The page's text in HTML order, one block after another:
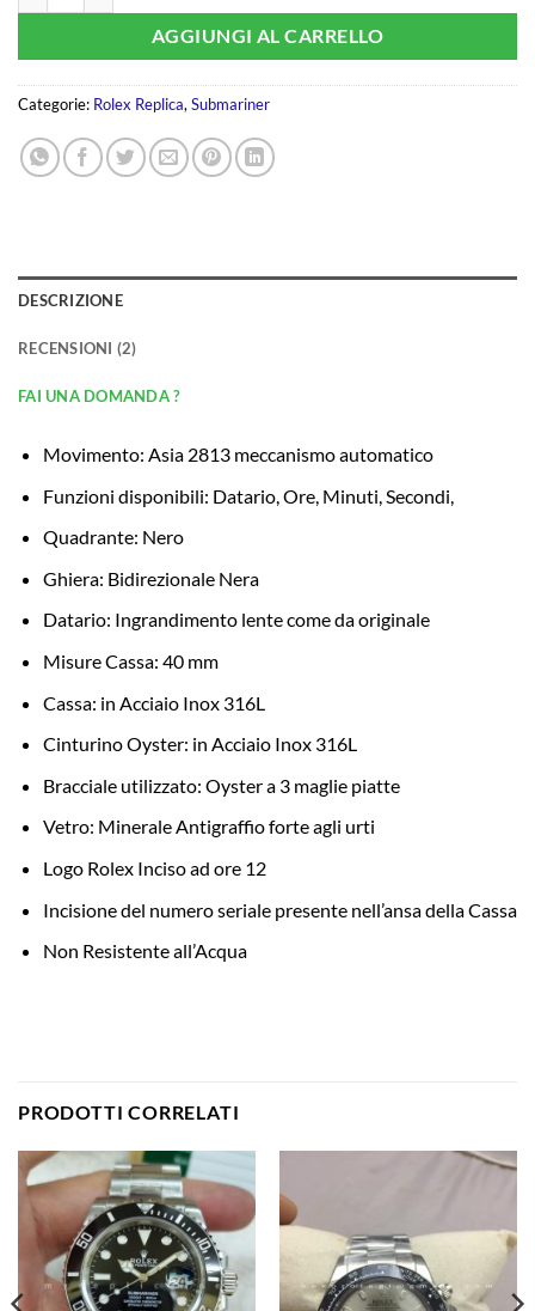
era:
149.00€.
è:
89.00€.
AGGIUNGI AL CARRELLO
Categorie: Rolex Replica, Submariner
DESCRIZIONE
RECENSIONI (2)
FAI UNA DOMANDA ?
Movimento: Asia 2813 meccanismo automatico
Funzioni disponibili: Datario, Ore, Minuti, Secondi,
Quadrante: Nero
Ghiera: Bidirezionale Nera
Datario: Ingrandimento lente come da originale
Misure Cassa: 40 mm
Cassa: in Acciaio Inox 316L
Cinturino Oyster: in Acciaio Inox 316L
Bracciale utilizzato: Oyster a 3 maglie piatte
Vetro: Minerale Antigraffio forte agli urti
Logo Rolex Inciso ad ore 12
Incisione del numero seriale presente nell’ansa della Cassa
Non Resistente all’Acqua
PRODOTTI CORRELATI